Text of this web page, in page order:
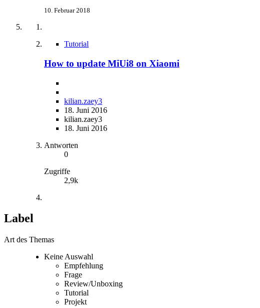
10. Februar 2018
Tutorial
How to update MiUi8 on Xiaomi
kilian.zaey3
18. Juni 2016
kilian.zaey3
18. Juni 2016
Antworten
0
Zugriffe
2,9k
Label
Art des Themas
Keine Auswahl
Empfehlung
Frage
Review/Unboxing
Tutorial
Projekt